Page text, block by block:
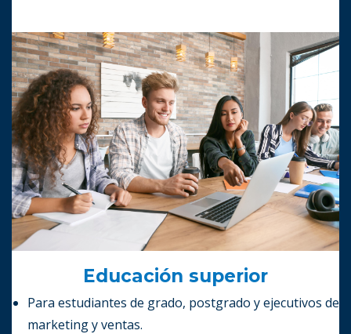
Educación superior
Para estudiantes de grado, postgrado y ejecutivos de
marketing y ventas.